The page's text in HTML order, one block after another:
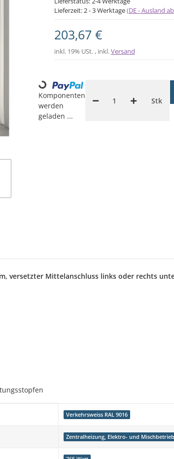
Lieferzeit:2 - 3 Werktage(DE - Ausland
203,67 €
inkl. 19% USt. , inkl.Versand
Stk
Loading...
Komponenten
werden
geladen ...
versetzter Mittelanschluss links oder rechts
Verkehrsweiss RAL 9016
Zentralheizung, Elektro- und Mischbetrieb